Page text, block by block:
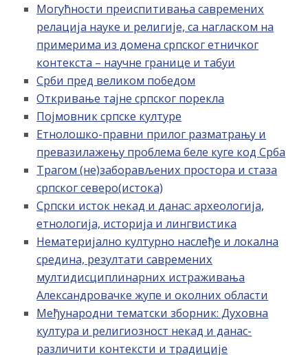
Могућности преиспитивања савремених
релација науке и религије, са нагласком на
примерима из домена српског етничког
контекста – научне границе и табуи
Срби пред великом победом
Откривање тајне српског порекла
Појмовник српске културе
Етнолошко-правни прилог разматрању и
превазилажењу проблема беле куге код Срба
Трагом (не)заборављених простора и стаза
српског северо(истока)
Српски исток некад и данас: археологија,
етнологија, историја и лингвистика
Нематеријално културно наслеђе и локална
средина, резултати савремених
мултидисциплинарних истраживања
Александровачке жупе и околних области
Међународни тематски зборник: Духовна
култура и религиозност некад и данас-
различити контексти и традиције